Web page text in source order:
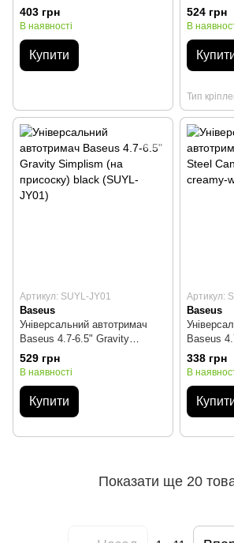
Mount Black (SUYL-WL01)
403 грн
В наявності
Купити
чорний
524 грн
В
Тип
Артикул: SUYL-JY01
Baseus
Універсальний автотримач
Baseus 4.7-6.5" Gravity
Simplism (на присоску) black
(SUYL-JY01)
529 грн
В наявності
Купити
Артикул:
Baseus
Baseus
(на
338 грн
В
Показати ще 20